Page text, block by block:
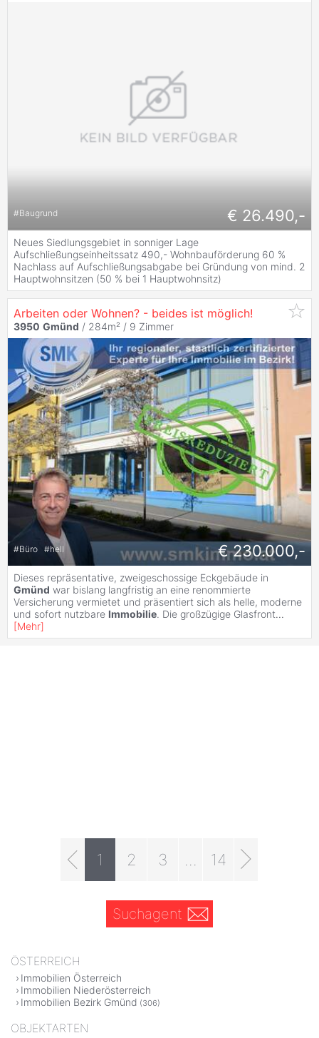
#Baugrund € 26.490,-
Neues Siedlungsgebiet in sonniger Lage
Aufschließungseinheitssatz 490,- Wohnbauförderung 60 %
Nachlass auf Aufschließungsabgabe bei Gründung von mind. 2
Hauptwohnsitzen (50 % bei 1 Hauptwohnsitz)
Arbeiten oder Wohnen? - beides ist möglich!
3950 Gmünd / 284m² / 9 Zimmer
#Büro #hell € 230.000,-
Dieses repräsentative, zweigeschossige Eckgebäude in
Gmünd war bislang langfristig an eine renommierte
Versicherung vermietet und präsentiert sich als helle, moderne
und sofort nutzbare Immobilie. Die großzügige Glasfront...
[Mehr]
1 2 3 14
Suchagent
ÖSTERREICH
Immobilien Österreich
Immobilien Niederösterreich
Immobilien Bezirk Gmünd (306)
OBJEKTARTEN